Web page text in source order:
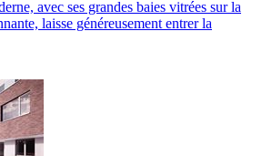
avec ses grandes baies vitrées sur la
laisse généreusement entrer la